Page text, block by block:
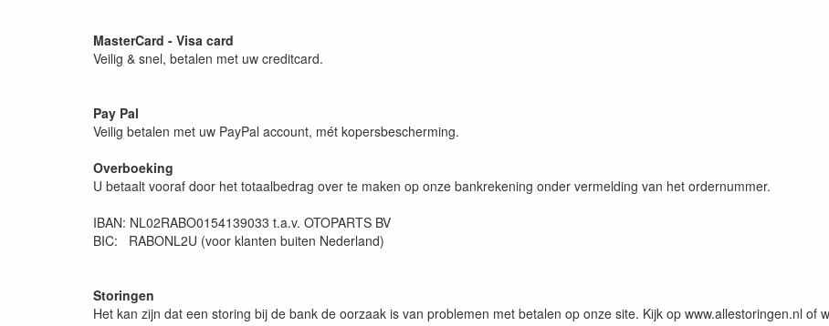
MasterCard - Visa card
Veilig & snel, betalen met uw creditcard.
Pay Pal
Veilig betalen met uw PayPal account, mét kopersbescherming.
Overboeking
U betaalt vooraf door het totaalbedrag over te maken op onze bankrekening onder vermelding van het ordernummer.
IBAN: NL02RABO0154139033 t.a.v. OTOPARTS BV
BIC: RABONL2U (voor klanten buiten Nederland)
Storingen
Het kan zijn dat een storing bij de bank de oorzaak is van problemen met betalen op onze site. Kijk op www.allestoringen.nl of